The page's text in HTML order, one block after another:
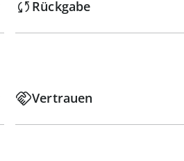
Rückgabe
Vertrauen